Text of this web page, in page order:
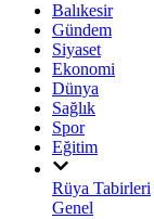
Balıkesir
Gündem
Siyaset
Ekonomi
Dünya
Sağlık
Spor
Eğitim
Rüya Tabirleri
Genel